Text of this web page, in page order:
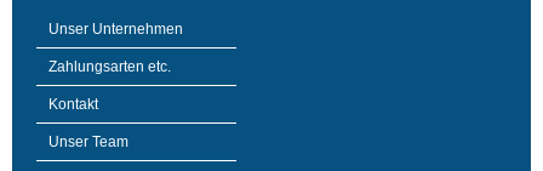
Unser Unternehmen
Zahlungsarten etc.
Kontakt
Unser Team